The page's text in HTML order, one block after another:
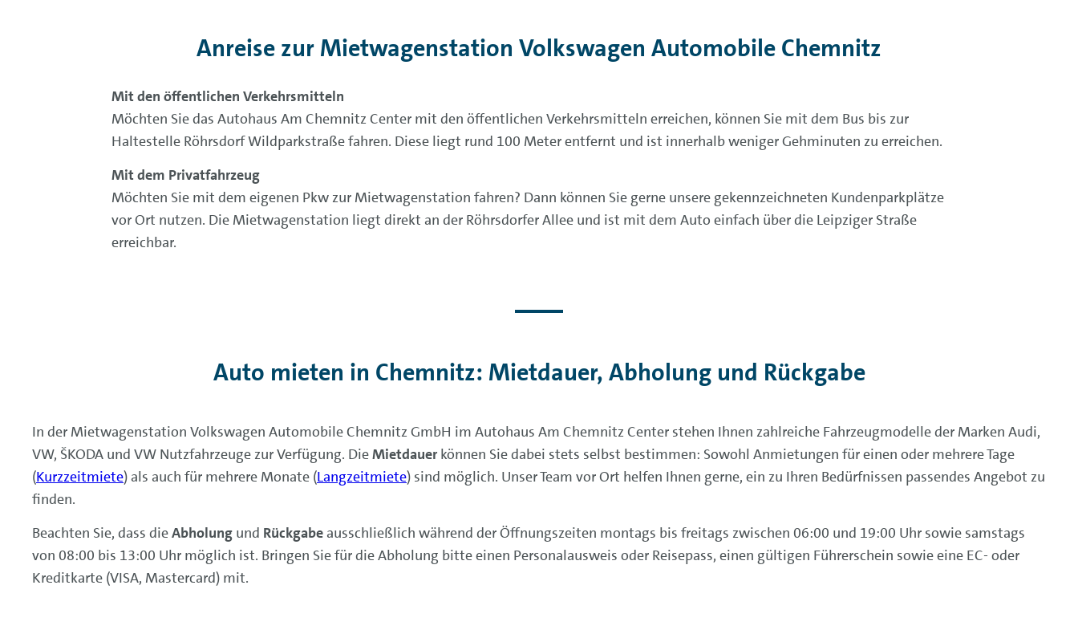
Anreise zur Mietwagenstation Volkswagen Automobile Chemnitz
Mit den öffentlichen Verkehrsmitteln
Möchten Sie das Autohaus Am Chemnitz Center mit den öffentlichen Verkehrsmitteln erreichen, können Sie mit dem Bus bis zur
Haltestelle Röhrsdorf Wildparkstraße fahren. Diese liegt rund 100 Meter entfernt und ist innerhalb weniger Gehminuten zu erreichen.
Mit dem Privatfahrzeug
Möchten Sie mit dem eigenen Pkw zur Mietwagenstation fahren? Dann können Sie gerne unsere gekennzeichneten Kundenparkplätze
vor Ort nutzen. Die Mietwagenstation liegt direkt an der Röhrsdorfer Allee und ist mit dem Auto einfach über die Leipziger Straße
erreichbar.
Auto mieten in Chemnitz: Mietdauer, Abholung und Rückgabe
In der Mietwagenstation Volkswagen Automobile Chemnitz GmbH im Autohaus Am Chemnitz Center stehen Ihnen zahlreiche Fahrzeugmodelle der Marken Audi,
VW, ŠKODA und VW Nutzfahrzeuge zur Verfügung. DieMietdauer können Sie dabei stets selbst bestimmen: Sowohl Anmietungen für einen oder mehrere Tage
(Kurzzeitmiete) als auch für mehrere Monate (Langzeitmiete) sind möglich. Unser Team vor Ort helfen Ihnen gerne, ein zu Ihren Bedürfnissen passendes Angebot zu
finden.
Beachten Sie, dass dieAbholung und Rückgabeausschließlich während der Öffnungszeiten montags bis freitags zwischen 06:00 und 19:00 Uhr sowie samstags
von 08:00 bis 13:00 Uhr möglich ist. Bringen Sie für die Abholung bitte einen Personalausweis oder Reisepass, einen gültigen Führerschein sowie eine EC- oder
Kreditkarte (VISA, Mastercard) mit.